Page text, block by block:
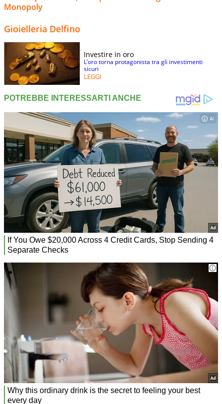
Monopoly
Gioielleria Delfino
Investire in oro
L’oro torna protagonista tra gli investimenti
sicuri
LEGGI